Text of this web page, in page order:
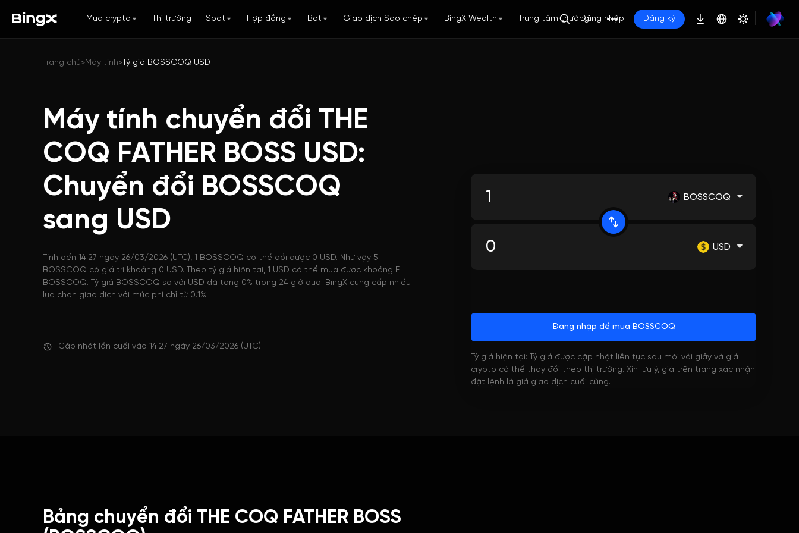
Mua crypto Thị trường Spot Hợp đồng Bot Giao dịch Sao chép BingX Wealth Trung tâm thưởngĐăng nhập Đăng ký
Trang chủ>Máy tính> Tỷ giá BOSSCOQ USD
Máy tính chuyển đổi THE
COQ FATHER BOSS USD:
Chuyển đổi BOSSCOQ
sang USD
Tính đến 14:27 ngày 26/03/2026 (UTC), 1 BOSSCOQ có thể đổi được 0 USD. Như vậy 5
BOSSCOQ có giá trị khoảng 0 USD. Theo tỷ giá hiện tại, 1 USD có thể mua được khoảng E
BOSSCOQ. Tỷ giá BOSSCOQ so với USD đã tăng 0% trong 24 giờ qua. BingX cung cấp nhiều
lựa chọn giao dịch với mức phí chỉ từ 0.1%.
Cập nhật lần cuối vào 14:27 ngày 26/03/2026 (UTC)
BOSSCOQ
USD
Đăng nhập để mua BOSSCOQ
Tỷ giá hiện tại: Tỷ giá được cập nhật liên tục sau mỗi vài giây và giá
crypto có thể thay đổi theo thị trường. Xin lưu ý, giá trên trang xác nhận
đặt lệnh là giá giao dịch cuối cùng.
Bảng chuyển đổi THE COQ FATHER BOSS